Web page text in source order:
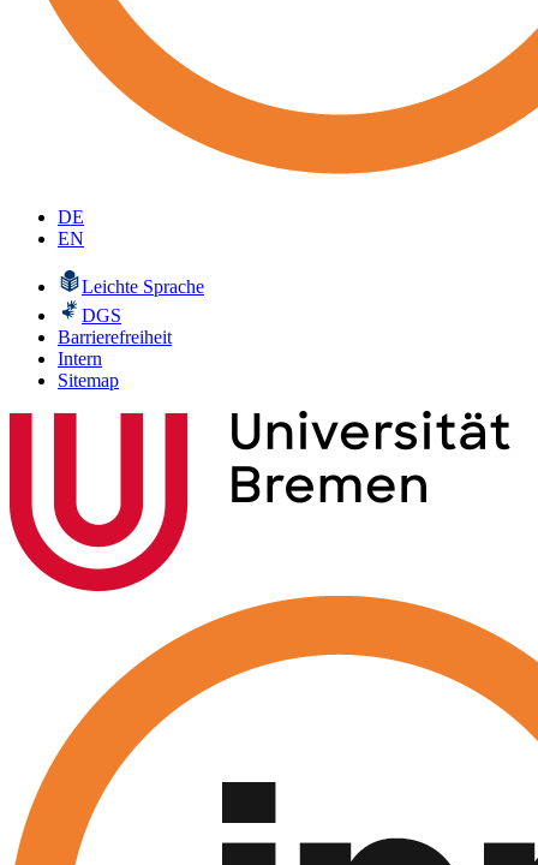
DE
EN
Leichte Sprache
DGS
Barrierefreiheit
Intern
Sitemap